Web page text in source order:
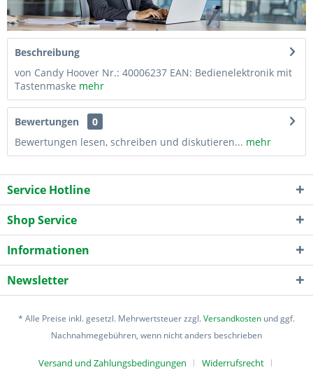
Beschreibung
von Candy Hoover Nr.: 40006237 EAN: Bedienelektronik mit
Tastenmaske mehr
Bewertungen
0
Bewertungen lesen, schreiben und diskutieren... mehr
Service Hotline
Shop Service
Informationen
Newsletter
* Alle Preise inkl. gesetzl. Mehrwertsteuer zzgl.Versandkosten und ggf.
Nachnahmegebühren, wenn nicht anders beschrieben
Versand und Zahlungsbedingungen Widerrufsrecht